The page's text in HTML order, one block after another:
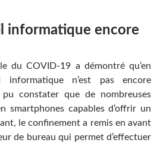
informatique encore
du COVID-19 a démontré qu’en
informatique n’est pas encore
pu constater que de nombreuses
smartphones capables d’offrir un
le confinement a remis en avant
de bureau qui permet d’effectuer